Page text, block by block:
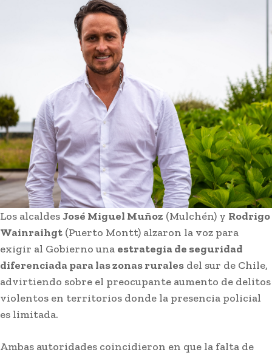
Los alcaldesJosé Miguel Muñoz (Mulchén) y Rodrigo
Wainraihgt (Puerto Montt) alzaron la voz para
exigir al Gobierno una estrategia de seguridad
diferenciada para las zonas rurales del sur de Chile,
advirtiendo sobre el preocupante aumento de delitos
violentos en territorios donde la presencia policial
es limitada.
Ambas autoridades coincidieron en que la falta de